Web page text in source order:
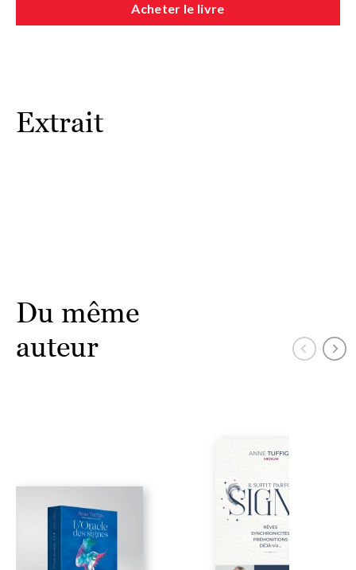
Lettres modernes – qu’elle décide de mettre ses capacités
médiumniques au service des autres. Elle s’installe comme
Acheter le livre
Extrait
Du même
auteur